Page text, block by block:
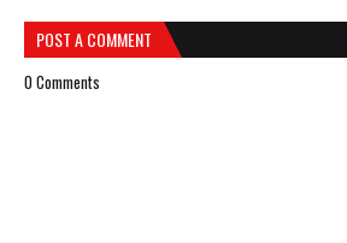
POST A COMMENT
0 Comments